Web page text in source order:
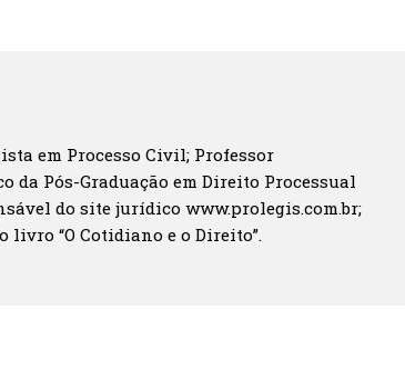
em Processo Civil; Professor
da Pós-Graduação em Direito Processual
do site jurídico www.prolegis.com.br;
“O Cotidiano e o Direito”.